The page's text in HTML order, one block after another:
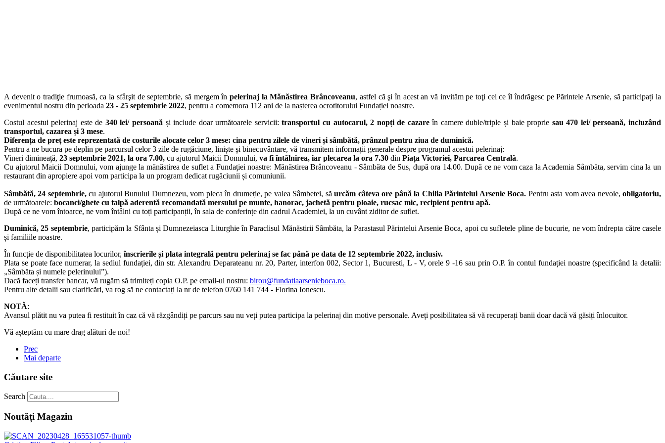
A devenit o tradiţie frumoasă, ca la sfârşit de septembrie, să mergem înpelerinaj la Mănăstirea Brâncoveanu, astfel că şi în acest an vă invităm pe toţi cei ce îl îndrăgesc pe Părintele Arsenie, să participați la
evenimentul nostru din perioada 23 - 25 septembrie 2022, pentru a comemora 112 ani de la nașterea ocrotitorului Fundației noastre.
Costul acestui pelerinaj este de 340 lei/ persoană și include doar următoarele servicii:transportul cu autocarul, 2 nopți de cazareîn camere duble/triple și baie proprie sau 470 lei/ persoană, incluzând
transportul, cazarea și 3 mese.
Diferența de preț este reprezentată de costurile alocate celor 3 mese: cina pentru zilele de vineri și sâmbătă, prânzul pentru ziua de duminică.
Pentru a ne bucura pe deplin pe parcursul celor 3 zile de rugăciune, liniște și binecuvântare, vă transmitem informații generale despre programul acestui pelerinaj:
Vineri dimineață, 23 septembrie 2021, la ora 7.00, cu ajutorul Maicii Domnului, va fi întâlnirea, iar plecarea la ora 7.30 din Piața Victoriei, Parcarea Centrală.
Cu ajutorul Maicii Domnului, vom ajunge la mănăstirea de suflet a Fundației noastre: Mănăstirea Brâncoveanu - Sâmbăta de Sus, după ora 14.00. După ce ne vom caza la Academia Sâmbăta, servim cina la un
restaurant din apropiere apoi vom participa la un program dedicat rugăciunii și comuniunii.
Sâmbătă, 24 septembrie,cu ajutorul Bunului Dumnezeu, vom pleca în drumeție, pe valea Sâmbetei, săurcăm câteva ore până la Chilia Părintelui Arsenie Boca. Pentru asta vom avea nevoie,obligatoriu,
de următoarele: bocanci/ghete cu talpă aderentă recomandată mersului pe munte, hanorac, jachetă pentru ploaie, rucsac mic, recipient pentru apă.
După ce ne vom întoarce, ne vom întâlni cu toți participanții, în sala de conferințe din cadrul Academiei, la un cuvânt ziditor de suflet.
Duminică, 25 septembrie, participăm la Sfânta și Dumnezeiasca Liturghie în Paraclisul Mănăstirii Sâmbăta, la Parastasul Părintelui Arsenie Boca, apoi cu sufletele pline de bucurie, ne vom îndrepta către casele
și familiile noastre.
În funcție de disponibilitatea locurilor,înscrierile și plata integrală pentru pelerinaj se fac până pe data de 12 septembrie 2022, inclusiv.
Plata se poate face numerar, la sediul fundației, din str. Alexandru Deparateanu nr. 20, Parter, interfon 002, Sector 1, Bucuresti, L - V, orele 9 -16 sau prin O.P. în contul fundației noastre (specificând la detalii:
„Sâmbăta și numele pelerinului”).
Dacă faceți transfer bancar, vă rugăm să trimiteți copia O.P. pe email-ul nostru: birou@fundatiaarsenieboca.ro.
Pentru alte detalii sau clarificări, va rog să ne contactați la nr de telefon 0760 141 744 - Florina Ionescu.
NOTĂ:
Avansul plătit nu va putea fi restituit în caz că vă răzgândiți pe parcurs sau nu veți putea participa la pelerinaj din motive personale. Aveți posibilitatea să vă recuperați banii doar dacă vă găsiți înlocuitor.
Vă așteptăm cu mare drag alături de noi!
Prec
Mai departe
Căutare site
Search
Noutăți Magazin